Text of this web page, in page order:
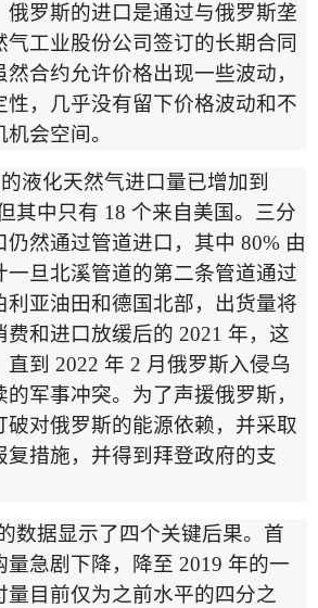
俄罗斯的进口是通过与俄罗斯垄
气工业股份公司签订的长期合同
合约允许价格出现一些波动，
性，几乎没有留下价格波动和不
会空间。
液化天然气进口量已增加到
其中只有 18 个来自美国。三分
仍然通过管道进口，其中 80% 由
一旦北溪管道的第二条管道通过
利亚油田和德国北部，出货量将
费和进口放缓后的 2021 年，这
到 2022 年 2 月俄罗斯入侵乌
军事冲突。为了声援俄罗斯，
破对俄罗斯的能源依赖，并采取
复措施，并得到拜登政府的支
数据显示了四个关键后果。首
量急剧下降，降至 2019 年的一
量目前仅为之前水平的四分之